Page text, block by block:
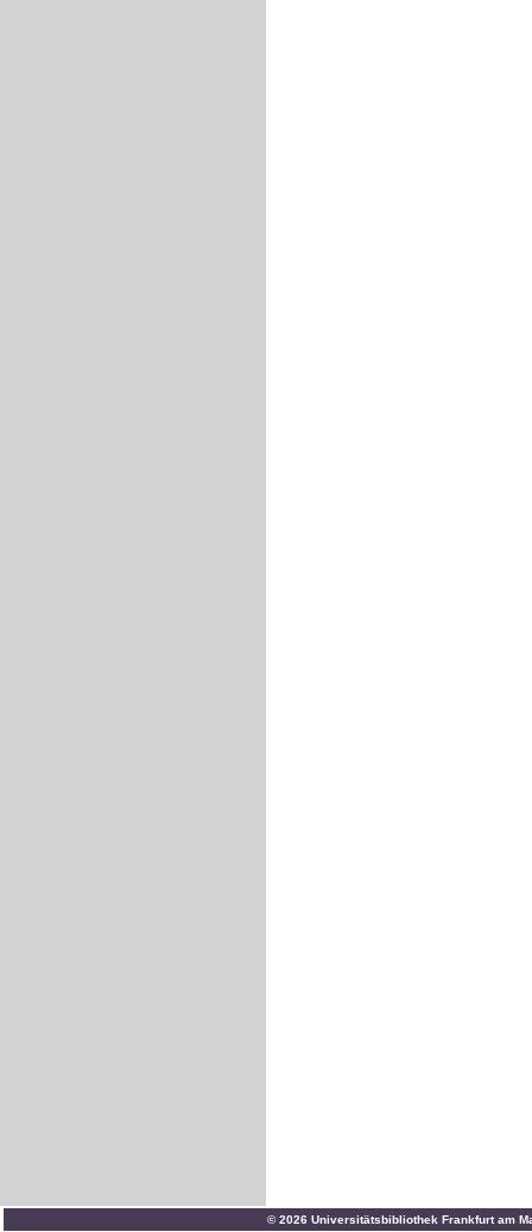
© 2026 Universitätsbibliothek Frankfurt am